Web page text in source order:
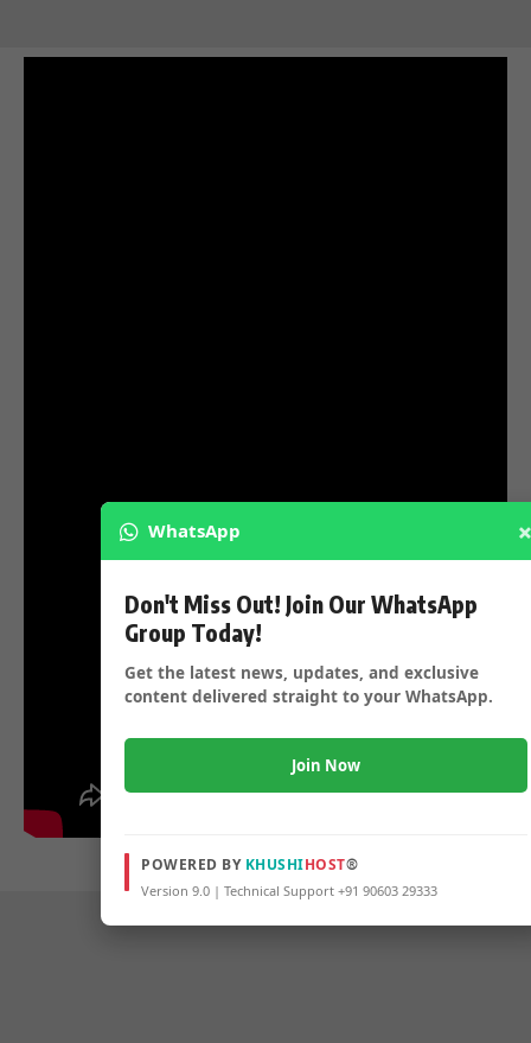
WhatsApp ×
Don't Miss Out! Join Our WhatsApp
Group Today!
Get the latest news, updates, and exclusive
content delivered straight to your WhatsApp.
Join Now
POWERED BY KHUSHIHOST®
Version 9.0 | Technical Support +91 90603 29333